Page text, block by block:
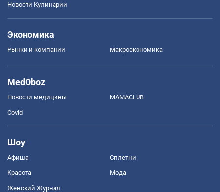
Новости Кулинарии
Экономика
Рынки и компании Mакроэкономика
MedOboz
Новости медицины MAMACLUB
Covid
Шоу
Афиша Сплетни
Красота Мода
Женский Журнал